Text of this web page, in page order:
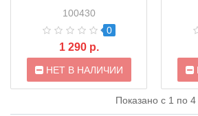
100430
0
1 290 р.
НЕТ В НАЛИЧИИ
Показано с 1 по